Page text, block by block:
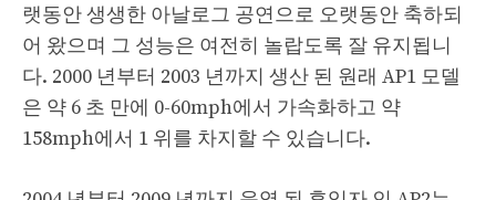
랫동안 생생한 아날로그 공연으로 오랫동안 축하되
어 왔으며 그 성능은 여전히 놀랍도록 잘 유지됩니
다. 2000 년부터 2003 년까지 생산 된 원래 AP1 모델
은 약 6 초 만에 0-60mph에서 가속화하고 약
158mph에서 1 위를 차지할 수 있습니다.